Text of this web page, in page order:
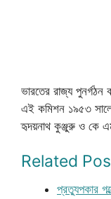
ভারতের রাজ্য
এই কমিশন ১৯৫৩
হৃদয়নাথ কুঞ্জুরু ও কে
Related
প্রত্যুপকার